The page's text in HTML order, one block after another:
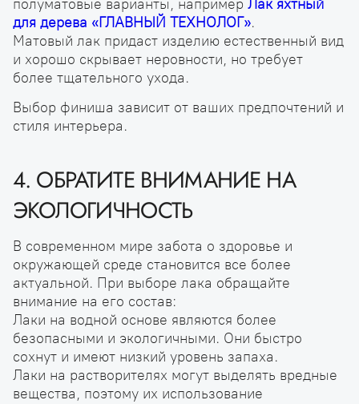
полуматовые варианты, например Лак яхтный
для дерева «ГЛАВНЫЙ ТЕХНОЛОГ».
Матовый лак придаст изделию естественный вид
и хорошо скрывает неровности, но требует
более тщательного ухода.
Выбор финиша зависит от ваших предпочтений и
стиля интерьера.
4. ОБРАТИТЕ ВНИМАНИЕ НА
ЭКОЛОГИЧНОСТЬ
В современном мире забота о здоровье и
окружающей среде становится все более
актуальной. При выборе лака обращайте
внимание на его состав:
Лаки на водной основе являются более
безопасными и экологичными. Они быстро
сохнут и имеют низкий уровень запаха.
Лаки на растворителях могут выделять вредные
вещества, поэтому их использование